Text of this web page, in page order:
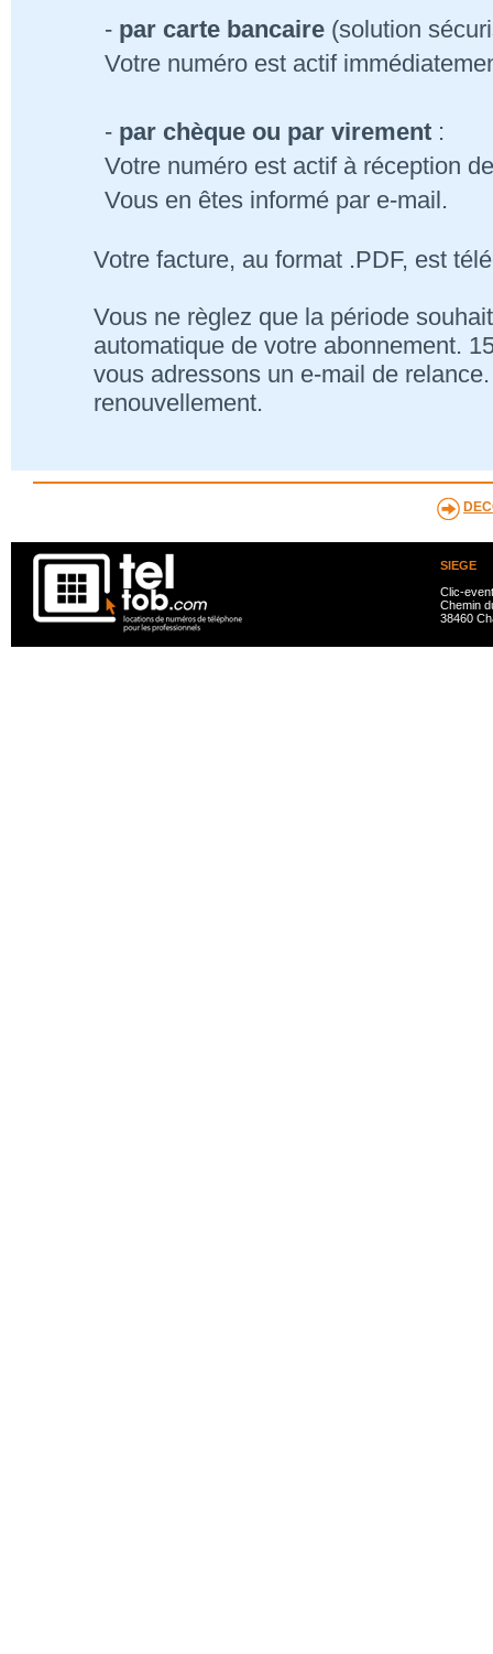
- par carte bancaire (solution
Votre numéro est actif
- par chèque ou par virement :
Votre numéro est actif à réception
Vous en êtes informé par e-mail.
Votre facture, au format .PDF, est
Vous ne règlez que la période
automatique de votre abonnement.
vous adressons un e-mail de
renouvellement.
SIEGE
Clic-
Chemin
38460